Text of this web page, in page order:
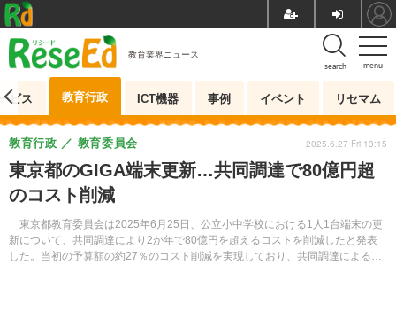
menu
search
教育業界ニュース
ビス 教育行政 ICT機器 事例 イベント リセマム
東京都のGIGA端末更新…共同調達で80億円超
のコスト削減
東京都教育委員会は2025年6月25日、公立小中学校における1人1台端末の更
新について、共同調達により2か年で80億円を超えるコストを削減したと発表
した。当初の予算額の約27％のコスト削減を実現しており、共同調達による大
教育行政 教育委員会 2025.6.27 Fri 13:15